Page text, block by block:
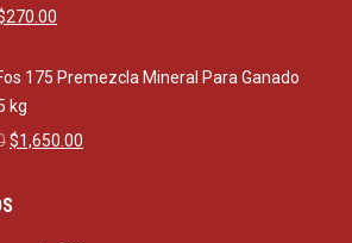
270.00
is:
175 Premezcla Mineral Para Ganado
kg
Original
was:
$1,650.00